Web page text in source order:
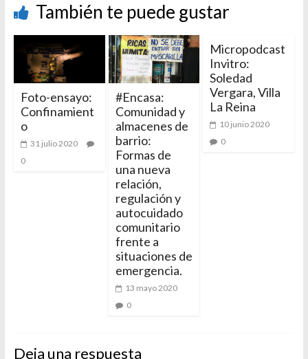
También te puede gustar
Foto-ensayo:
Confinamient
o
31 julio 2020
0
#Encasa:
Comunidad y
almacenes de
barrio:
Formas de
una nueva
relación,
regulación y
autocuidado
comunitario
frente a
situaciones de
emergencia.
13 mayo 2020
0
Micropodcast
Invitro:
Soledad
Vergara, Villa
La Reina
10 junio 2020
0
Deja una respuesta